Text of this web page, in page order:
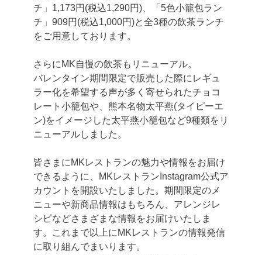
チ」1,173円(税込1,290円)、「5色小籠包ラン
チ」909円(税込1,000円)と全3種の飲茶ランチ
をご用意しております。
さらにMK自慢の飲茶もリニューアル。
バレンタイン期間限定で販売した際にレギュ
ラー化を希望する声が多く寄せられたチョコ
レート小籠包や、熊本名物太平燕(タイピーエ
ン)をイメージした太平燕小籠包など9種類をリ
ニューアルしました。
皆さまにMKレストランの魅力や情報をお届け
できるように、MKレストランInstagram公式ア
カウントを開設いたしました。期間限定のメ
ニューや新商品情報はもちろん、アレンジレ
シピなどさまざまな情報をお届けいたしま
す。これまで以上にMKレストランの情報発信
に取り組んでまいります。